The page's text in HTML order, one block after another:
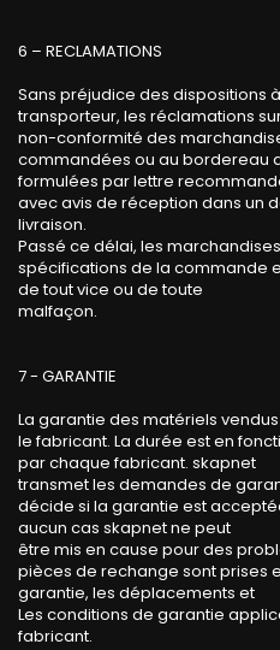
6 – RECLAMATIONS
Sans préjudice des dispositions
transporteur, les réclamations
non-conformité des
commandées ou au bordereau
formulées par lettre
avec avis de réception dans un
livraison.
Passé ce délai, les
spécifications de la commande
de tout vice ou de toute
malfaçon.
7 - GARANTIE
La garantie des matériels
le fabricant. La durée est en
par chaque fabricant. skapnet
transmet les demandes de
décide si la garantie est
aucun cas skapnet ne peut
être mis en cause pour des
pièces de rechange sont prises
garantie, les déplacements et
Les conditions de garantie
fabricant.